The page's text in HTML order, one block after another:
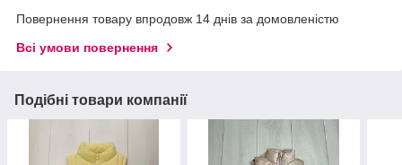
Повернення товару впродовж 14 днів за домовленістю
Всі умови повернення
Подібні товари компанії